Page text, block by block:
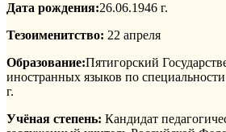
Дата рождения:26.06.1946 г.
Тезоименитство: 22 апреля
Образование:Пятигорский
иностранных языков по
г.
Учёная степень: Кандидат